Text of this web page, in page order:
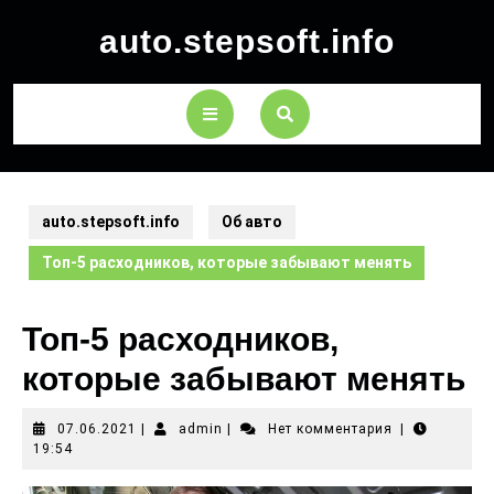
auto.stepsoft.info
auto.stepsoft.info Об авто
Топ-5 расходников, которые забывают менять
Топ-5 расходников,
которые забывают менять
07.06.2021 admin Нет комментария
19:54